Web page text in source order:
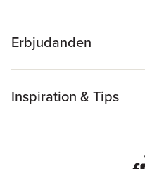
Erbjudanden
Inspiration & Tips